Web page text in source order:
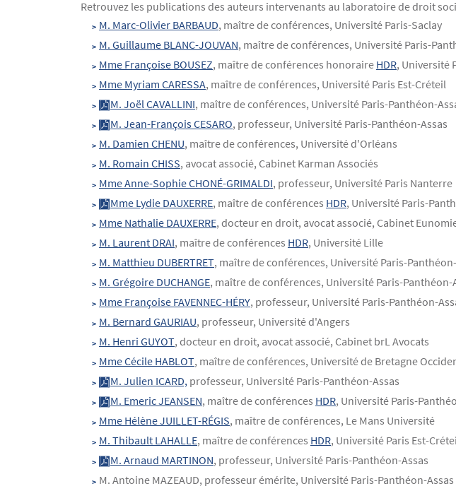
Retrouvez les publications des auteurs intervenants au laboratoire de droit
TexteM. Marc-Olivier BARBAUD, maître de conférences, Université Paris-Saclay
M. Guillaume BLANC-JOUVAN, maître de conférences, Université Paris-
Mme Françoise BOUSEZ, maître de conférences honoraire HDR, Université
Mme Myriam CARESSA, maître de conférences, Université Paris Est-Créteil
M. Joël CAVALLINI, maître de conférences, Université Paris-Panthéon-
M. Jean-François CESARO, professeur, Université Paris-Panthéon-Assas
M. Damien CHENU, maître de conférences, Université d'Orléans
M. Romain CHISS, avocat associé, Cabinet Karman Associés
Mme Anne-Sophie CHONÉ-GRIMALDI, professeur, Université Paris Nanterre
Mme Lydie DAUXERRE, maître de conférences HDR, Université Paris-
Mme Nathalie DAUXERRE, docteur en droit, avocat associé, Cabinet
M. Laurent DRAI, maître de conférences HDR, Université Lille
M. Matthieu DUBERTRET, maître de conférences, Université Paris-
M. Grégoire DUCHANGE, maître de conférences, Université Paris-Panthéon-
Mme Françoise FAVENNEC-HÉRY, professeur, Université Paris-Panthéon-
M. Bernard GAURIAU, professeur, Université d'Angers
M. Henri GUYOT, docteur en droit, avocat associé, Cabinet brL Avocats
Mme Cécile HABLOT, maître de conférences, Université de Bretagne
M. Julien ICARD, professeur, Université Paris-Panthéon-Assas
M. Emeric JEANSEN, maître de conférences HDR, Université Paris-
Mme Hélène JUILLET-RÉGIS, maître de conférences, Le Mans Université
M. Thibault LAHALLE, maître de conférences HDR, Université Paris Est-
M. Arnaud MARTINON, professeur, Université Paris-Panthéon-Assas
M. Antoine MAZEAUD, professeur émérite, Université Paris-Panthéon-Assas